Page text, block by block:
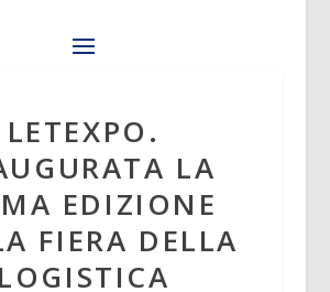
LETEXPO.
LA
EDIZIONE
FIERA DELLA
LOGISTICA